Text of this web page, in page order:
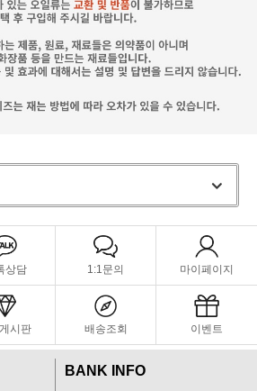
상담 1:1문의 마이페이지
시판 배송조회 이벤트
BANK INFO